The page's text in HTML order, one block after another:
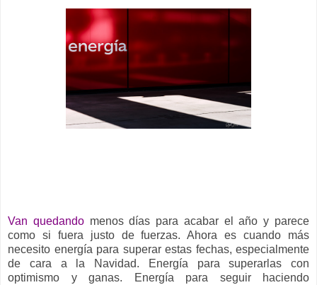
Van quedando menos días para acabar el año y parece
como si fuera justo de fuerzas. Ahora es cuando más
necesito energía para superar estas fechas, especialmente
de cara a la Navidad. Energía para superarlas con
optimismo y ganas. Energía para seguir haciendo